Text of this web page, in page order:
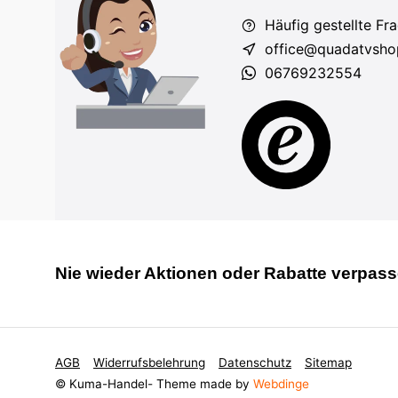
Häufig gestellte
06769232554
Nie wieder Aktionen oder Rabatte
AGB Widerrufsbelehrung Datenschutz
Sitemap
© Kuma-Handel- Theme made by Webdinge